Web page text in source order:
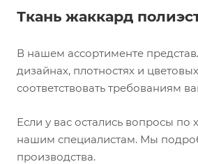
Ткань жаккард
В нашем ассортименте
дизайнах, плотностях и
соответствовать требованиям
Если у вас остались вопросы
нашим специалистам. Мы
производства.